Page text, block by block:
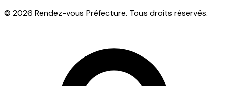
© 2026 Rendez-vous Préfecture. Tous droits réservés.